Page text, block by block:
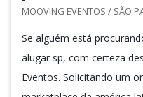
MOOVING EVENTOS / SÃO
Se alguém está
alugar sp, com certeza
Eventos. Solicitando um